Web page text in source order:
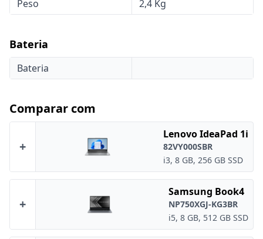
Peso
2,4 Kg
Bateria
Bateria
Comparar com
+
Lenovo IdeaPad 1i
82VY000SBR
i3, 8 GB, 256 GB SSD
+
Samsung Book4
NP750XGJ-KG3BR
i5, 8 GB, 512 GB SSD